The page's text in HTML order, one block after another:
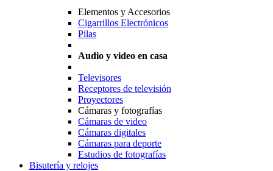
Elementos y Accesorios
Cigarrillos Electrónicos
Pilas
Audio y video en casa
Televisores
Receptores de televisión
Proyectores
Cámaras y fotografías
Cámaras de video
Cámaras digitales
Cámaras para deporte
Estudios de fotografías
Bisutería y relojes